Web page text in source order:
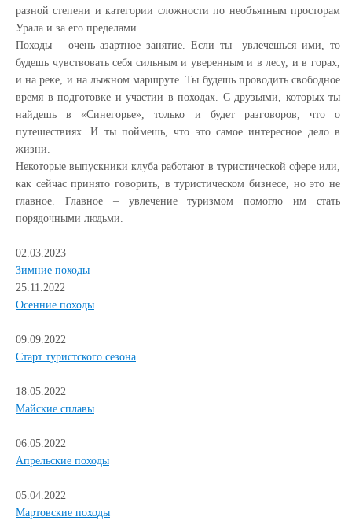
разной степени и категории сложности по необъятным просторам
Урала и за его пределами.
Походы – очень азартное занятие. Если ты увлечешься ими, то
будешь чувствовать себя сильным и уверенным и в лесу, и в горах,
и на реке, и на лыжном маршруте. Ты будешь проводить свободное
время в подготовке и участии в походах. С друзьями, которых ты
найдешь в «Синегорье», только и будет разговоров, что о
путешествиях. И ты поймешь, что это самое интересное дело в
жизни.
Некоторые выпускники клуба работают в туристической сфере или,
как сейчас принято говорить, в туристическом бизнесе, но это не
главное. Главное – увлечение туризмом помогло им стать
порядочными людьми.
02.03.2023
Зимние походы
25.11.2022
Осенние походы
09.09.2022
Старт туристского сезона
18.05.2022
Майские сплавы
06.05.2022
Апрельские походы
05.04.2022
Мартовские походы